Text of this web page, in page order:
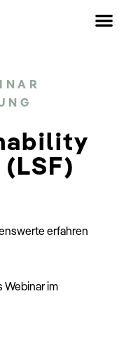
erfahren
Webinar im